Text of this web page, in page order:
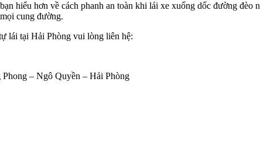
hiểu hơn về cách phanh an toàn khi lái xe xuống dốc đường
cung đường.
lái tại Hải Phòng vui lòng liên hệ:
– Ngô Quyền – Hải Phòng